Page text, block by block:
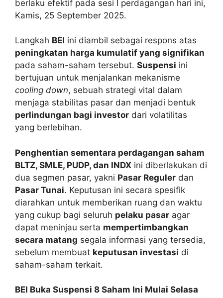
berlaku efektif pada sesi I perdagangan hari ini,
Kamis, 25 September 2025.
Langkah BEI ini diambil sebagai respons atas
peningkatan harga kumulatif yang signifikan
pada saham-saham tersebut. Suspensi ini
bertujuan untuk menjalankan mekanisme
cooling down, sebuah strategi vital dalam
menjaga stabilitas pasar dan menjadi bentuk
perlindungan bagi investor dari volatilitas
yang berlebihan.
Penghentian sementara perdagangan saham
BLTZ, SMLE, PUDP, dan INDX ini diberlakukan di
dua segmen pasar, yakni Pasar Reguler dan
Pasar Tunai. Keputusan ini secara spesifik
diarahkan untuk memberikan ruang dan waktu
yang cukup bagi seluruh pelaku pasar agar
dapat meninjau serta mempertimbangkan
secara matang segala informasi yang tersedia,
sebelum membuat keputusan investasi di
saham-saham terkait.
BEI Buka Suspensi 8 Saham Ini Mulai Selasa